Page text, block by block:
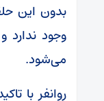
بدون این
وجود ندارد
می‌شود.
روانفر با